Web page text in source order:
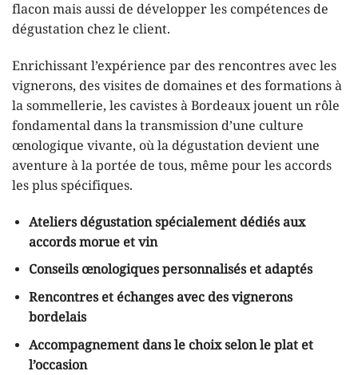
flacon mais aussi de développer les compétences de
dégustation chez le client.
Enrichissant l’expérience par des rencontres avec les
vignerons, des visites de domaines et des formations à
la sommellerie, les cavistes à Bordeaux jouent un rôle
fondamental dans la transmission d’une culture
œnologique vivante, où la dégustation devient une
aventure à la portée de tous, même pour les accords
les plus spécifiques.
Ateliers dégustation spécialement dédiés aux
accords morue et vin
Conseils œnologiques personnalisés et adaptés
Rencontres et échanges avec des vignerons
bordelais
Accompagnement dans le choix selon le plat et
l’occasion